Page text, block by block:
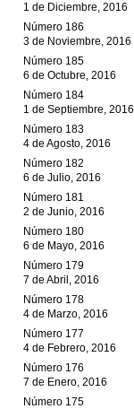
1 de Diciembre, 2016
Número 186
3 de Noviembre, 2016
Número 185
6 de Octubre, 2016
Número 184
1 de Septiembre, 2016
Número 183
4 de Agosto, 2016
Número 182
6 de Julio, 2016
Número 181
2 de Junio, 2016
Número 180
6 de Mayo, 2016
Número 179
7 de Abril, 2016
Número 178
4 de Marzo, 2016
Número 177
4 de Febrero, 2016
Número 176
7 de Enero, 2016
Número 175